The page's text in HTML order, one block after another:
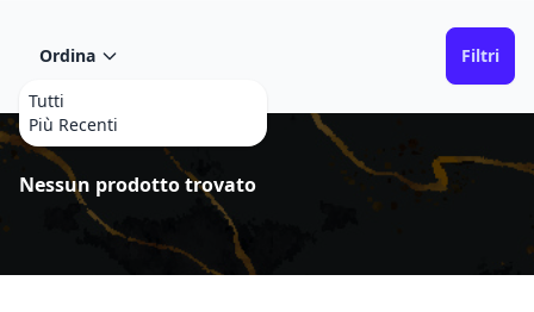
Ordina
Tutti
Più Recenti
Filtri
Prodotti
Nessun prodotto trovato